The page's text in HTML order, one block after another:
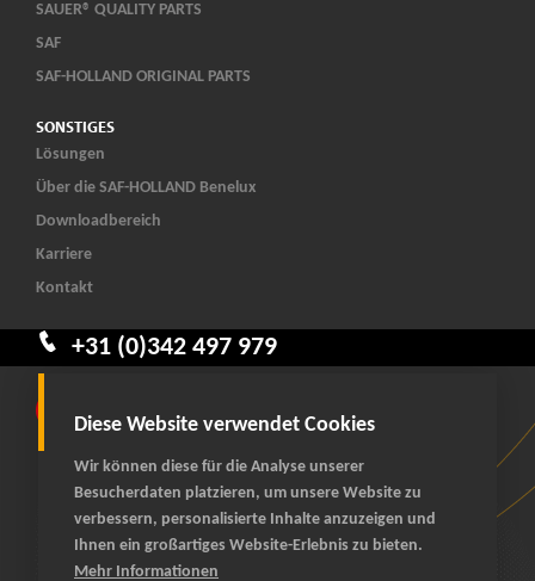
Diese Website verwendet Cookies
Wir können diese für die Analyse unserer
Besucherdaten platzieren, um unsere Website zu
verbessern, personalisierte Inhalte anzuzeigen und
Ihnen ein großartiges Website-Erlebnis zu bieten.
Mehr Informationen
+31 (0)342 497 979
SAUER® QUALITY PARTS
SAF
SAF-HOLLAND ORIGINAL PARTS
SONSTIGES
Lösungen
Über die SAF-HOLLAND Benelux
Downloadbereich
Karriere
Kontakt
© 2026 SAF-HOLLAND Benelux
alle rechte vorbehalten